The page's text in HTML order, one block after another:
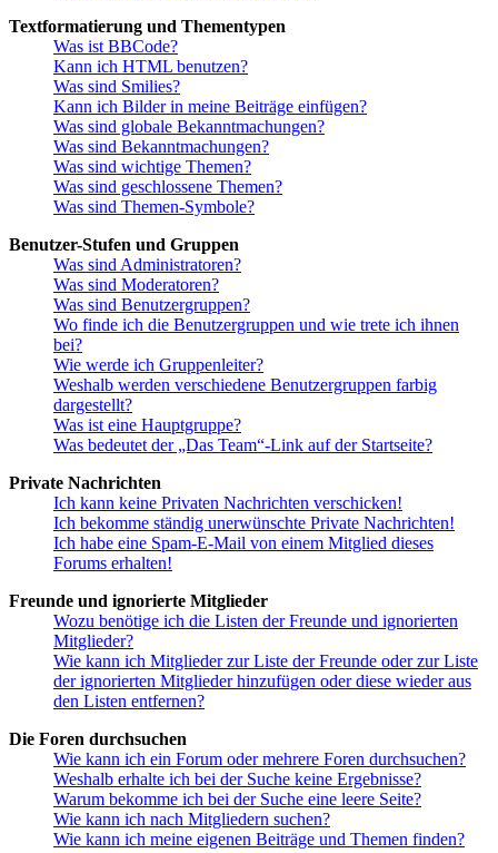
Textformatierung und Thementypen
Was ist BBCode?
Kann ich HTML benutzen?
Was sind Smilies?
Kann ich Bilder in meine Beiträge einfügen?
Was sind globale Bekanntmachungen?
Was sind Bekanntmachungen?
Was sind wichtige Themen?
Was sind geschlossene Themen?
Was sind Themen-Symbole?
Benutzer-Stufen und Gruppen
Was sind Administratoren?
Was sind Moderatoren?
Was sind Benutzergruppen?
Wo finde ich die Benutzergruppen und wie trete ich ihnen
bei?
Wie werde ich Gruppenleiter?
Weshalb werden verschiedene Benutzergruppen farbig
dargestellt?
Was ist eine Hauptgruppe?
Was bedeutet der „Das Team“-Link auf der Startseite?
Private Nachrichten
Ich kann keine Privaten Nachrichten verschicken!
Ich bekomme ständig unerwünschte Private Nachrichten!
Ich habe eine Spam-E-Mail von einem Mitglied dieses
Forums erhalten!
Freunde und ignorierte Mitglieder
Wozu benötige ich die Listen der Freunde und ignorierten
Mitglieder?
Wie kann ich Mitglieder zur Liste der Freunde oder zur Liste
der ignorierten Mitglieder hinzufügen oder diese wieder aus
den Listen entfernen?
Die Foren durchsuchen
Wie kann ich ein Forum oder mehrere Foren durchsuchen?
Weshalb erhalte ich bei der Suche keine Ergebnisse?
Warum bekomme ich bei der Suche eine leere Seite?
Wie kann ich nach Mitgliedern suchen?
Wie kann ich meine eigenen Beiträge und Themen finden?